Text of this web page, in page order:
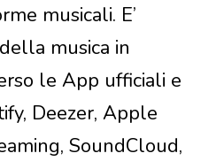
musicali. E’
musica in
le App ufficiali e
Deezer, Apple
SoundCloud,